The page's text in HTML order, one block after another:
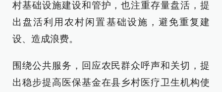
村基础设施建设和管护，也注重存量盘活，提
出盘活利用农村闲置基础设施，避免重复建
设、造成浪费。
围绕公共服务，回应农民群众呼声和关切，提
出稳步提高医保基金在县乡村医疗卫生机构使